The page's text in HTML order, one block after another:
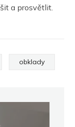
a prosvětlit.
obklady